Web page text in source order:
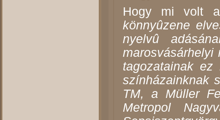
Hogy mi volt
könnyûzene
nyelvû
marosvásárhelyi
tagozatainak
színházainknak
TM, a Müller
Metropol